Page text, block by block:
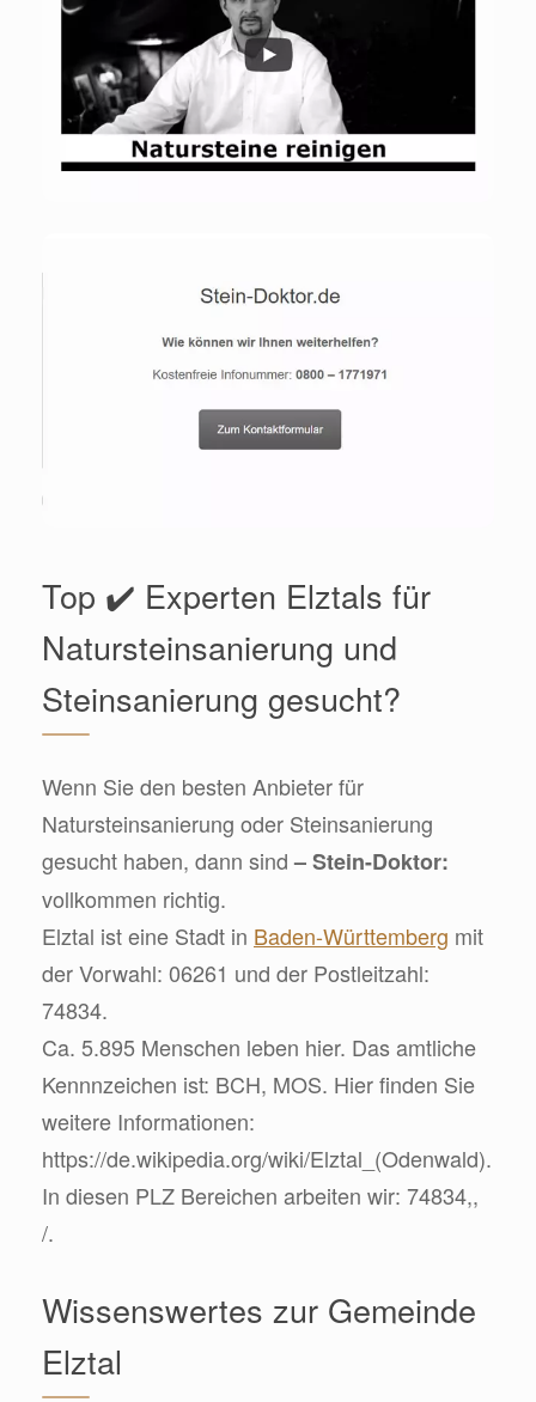
Top ✔️ Experten Elztals für
Natursteinsanierung und
Steinsanierung gesucht?
Wenn Sie den besten Anbieter für
Natursteinsanierung oder Steinsanierung
gesucht haben, dann sind– Stein-Doktor:
vollkommen richtig.
Elztal ist eine Stadt in Baden-Württemberg mit
der Vorwahl: 06261 und der Postleitzahl:
74834.
Ca. 5.895 Menschen leben hier. Das amtliche
Kennnzeichen ist: BCH, MOS. Hier finden Sie
weitere Informationen:
https://de.wikipedia.org/wiki/Elztal_(Odenwald).
In diesen PLZ Bereichen arbeiten wir: 74834,,
/.
Wissenswertes zur Gemeinde
Elztal